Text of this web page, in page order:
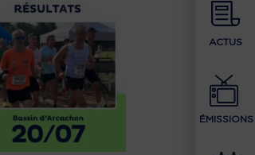
ACTUS
ÉMISSIONS